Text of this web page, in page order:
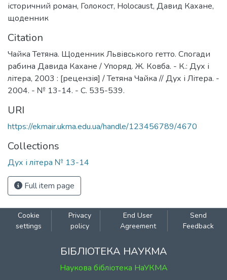
історичний роман, Голокост, Holocaust, Давид Кахане,
щоденник
Citation
Чайка Тетяна. Щоденник Львівського гетто. Спогади
рабина Давида Кахане / Упоряд. Ж. Ковба. - К.: Дух і
літера, 2003 : [рецензія] / Тетяна Чайка // Дух і Літера. -
2004. - № 13-14. - С. 535-539.
URI
https://ekmair.ukma.edu.ua/handle/123456789/4670
Collections
Дух і літера № 13-14
Full item page
Cookie
settings
Privacy
policy
End User
Agreement
Send
Feedback
БІБЛІОТЕКА НАУКМА
Наукова бібліотека НаУКМА